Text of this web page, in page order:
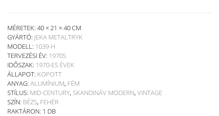
MÉRETEK: 40 × 21 × 40 CM
GYÁRTÓ: JEKA METALTRYK
MODELL: 1039-H
TERVEZÉSI ÉV: 1970S
IDŐSZAK: 1970-ES ÉVEK
ÁLLAPOT: KOPOTT
ANYAG: ALUMÍNIUM, FÉM
STÍLUS: MID-CENTURY, SKANDINÁV MODERN, VINTAGE
SZÍN: BÉZS, FEHÉR
RAKTÁRON: 1 DB